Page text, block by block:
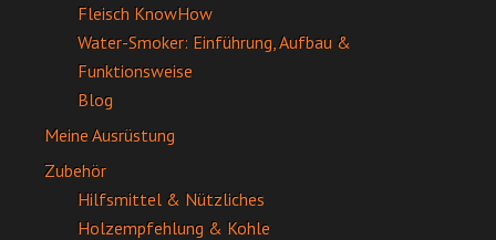
Fleisch KnowHow
Water-Smoker: Einführung, Aufbau &
Funktionsweise
Blog
Meine Ausrüstung
Zubehör
Hilfsmittel & Nützliches
Holzempfehlung & Kohle